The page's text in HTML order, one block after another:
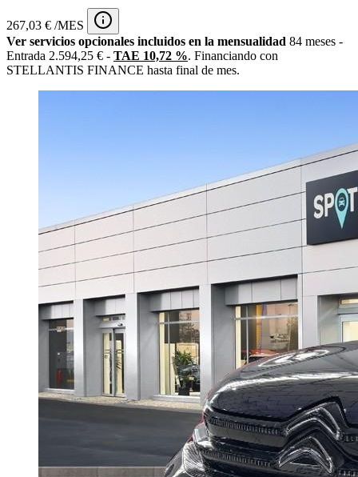
267,03 € /MES
Ver servicios opcionales incluidos en la mensualidad 84 meses -
Entrada 2.594,25 € - TAE 10,72 %. Financiando con
STELLANTIS FINANCE hasta final de mes.